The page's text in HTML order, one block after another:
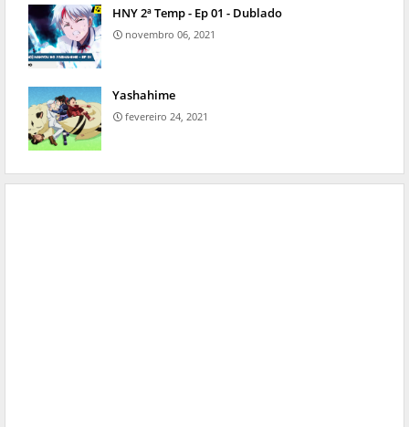
HNY 2ª Temp - Ep 01 - Dublado
novembro 06, 2021
Yashahime
fevereiro 24, 2021